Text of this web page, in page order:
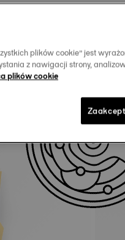
Podobne
plików cookie” jest
z nawigacji strony,
plików cookie